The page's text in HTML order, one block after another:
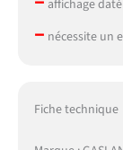
affichage daté
– nécessite un
Fiche technique